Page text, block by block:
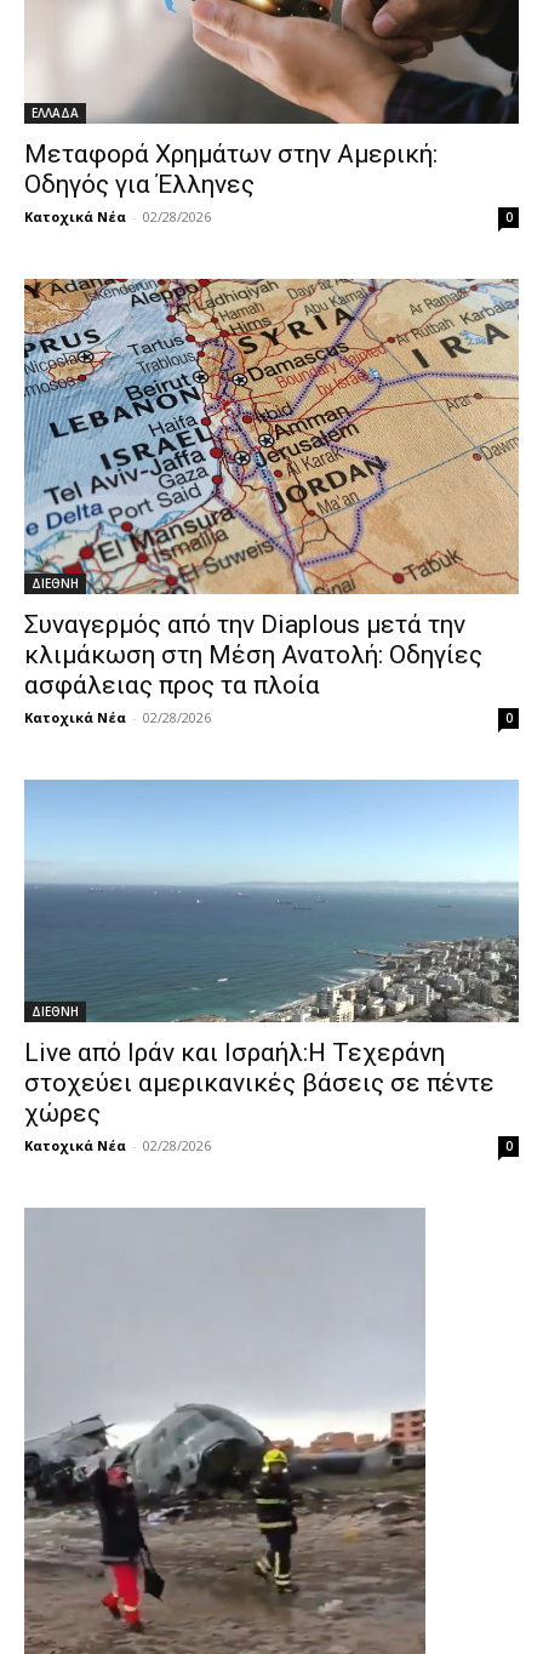
ΕΛΛΑΔΑ
Μεταφορά Χρημάτων στην Αμερική:
Οδηγός για Έλληνες
Κατοχικά Νέα - 02/28/2026 0
ΔΙΕΘΝΗ
Συναγερμός από την Diaplous μετά την
κλιμάκωση στη Μέση Ανατολή: Οδηγίες
ασφάλειας προς τα πλοία
Κατοχικά Νέα - 02/28/2026 0
ΔΙΕΘΝΗ
Live από Ιράν και Ισραήλ:Η Τεχεράνη
στοχεύει αμερικανικές βάσεις σε πέντε
χώρες
Κατοχικά Νέα - 02/28/2026 0